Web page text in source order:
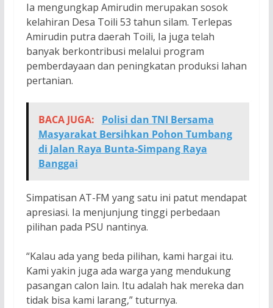
Ia mengungkap Amirudin merupakan sosok
kelahiran Desa Toili 53 tahun silam. Terlepas
Amirudin putra daerah Toili, Ia juga telah
banyak berkontribusi melalui program
pemberdayaan dan peningkatan produksi lahan
pertanian.
BACA JUGA:
Polisi dan TNI Bersama
Masyarakat Bersihkan Pohon Tumbang
di Jalan Raya Bunta-Simpang Raya
Banggai
Simpatisan AT-FM yang satu ini patut mendapat
apresiasi. Ia menjunjung tinggi perbedaan
pilihan pada PSU nantinya.
“Kalau ada yang beda pilihan, kami hargai itu.
Kami yakin juga ada warga yang mendukung
pasangan calon lain. Itu adalah hak mereka dan
tidak bisa kami larang,” tuturnya.